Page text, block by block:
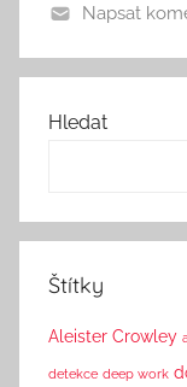
Napsat
Hledat
Štítky
Aleister Crowley
detekce deep work